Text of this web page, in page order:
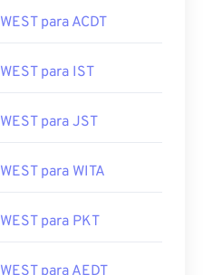
WEST para ACDT
WEST para IST
WEST para JST
WEST para WITA
WEST para PKT
WEST para AEDT